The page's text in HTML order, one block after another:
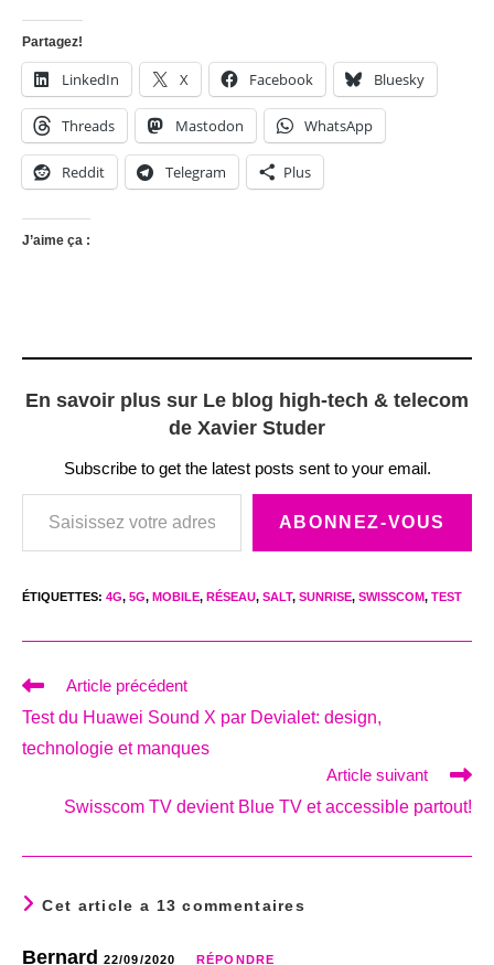
Partagez!
LinkedIn X Facebook Bluesky
Threads Mastodon WhatsApp
Reddit Telegram Plus
J’aime ça :
En savoir plus sur Le blog high-tech & telecom
de Xavier Studer
Subscribe to get the latest posts sent to your email.
Saisissez votre adresse e-mail…
ABONNEZ-VOUS
ÉTIQUETTES: 4G, 5G, MOBILE, RÉSEAU, SALT, SUNRISE, SWISSCOM, TEST
Read
articles
Article précédent
Test du Huawei Sound X par Devialet: design,
technologie et manques
Article suivant
Swisscom TV devient Blue TV et accessible partout!
Cet article a 13 commentaires
Bernard 22/09/2020 RÉPONDRE